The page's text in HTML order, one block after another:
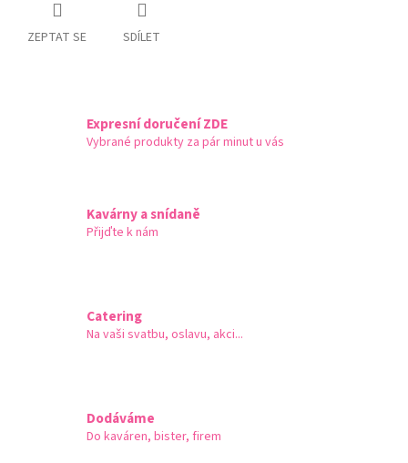
ZEPTAT SE SDÍLET
Expresní doručení ZDE
Vybrané produkty za pár minut u vás
Kavárny a snídaně
Přijďte k nám
Catering
Na vaši svatbu, oslavu, akci...
Dodáváme
Do kaváren, bister, firem